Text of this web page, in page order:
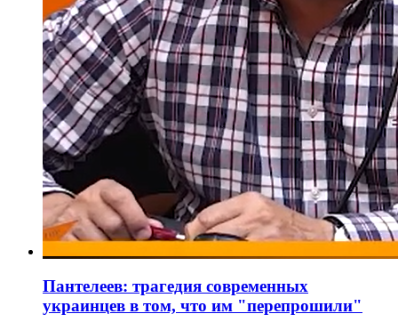
Пантелеев: трагедия современных
украинцев в том, что им "перепрошили"